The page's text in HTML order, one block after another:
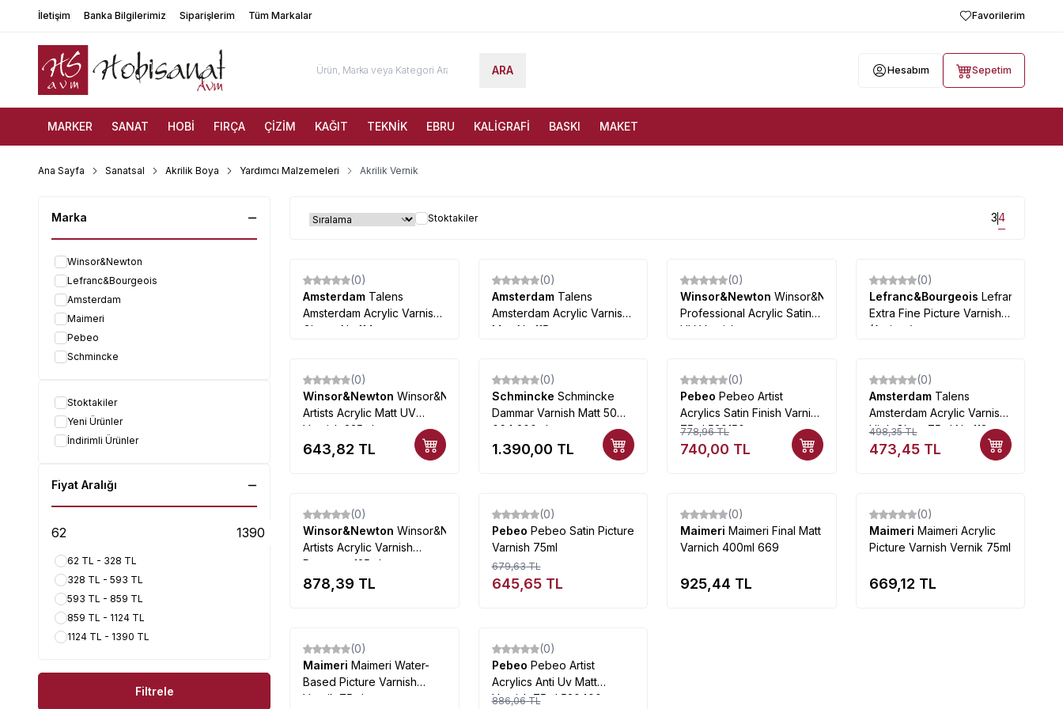
İletişim Banka Bilgilerimiz Siparişlerim Tüm Markalar Favorilerim
ARA Hesabım Sepetim
MARKER SANAT HOBİ FIRÇA ÇİZİM KAĞIT TEKNİK EBRU KALİGRAFİ BASKI MAKET
Ana Sayfa Sanatsal Akrilik Boya Yardımcı Malzemeleri Akrilik Vernik
Marka
Winsor&Newton
Lefranc&Bourgeois
Amsterdam
Maimeri
Pebeo
Schmincke
Stoktakiler
Yeni Ürünler
İndirimli Ürünler
Fiyat Aralığı
62 TL - 328 TL
328 TL - 593 TL
593 TL - 859 TL
859 TL - 1124 TL
1124 TL - 1390 TL
Filtrele
Stoktakiler 34
(0)
Amsterdam Talens
Amsterdam Acrylic Varnish
Glossy No:114
%34
(0)
Amsterdam Talens
Amsterdam Acrylic Varnish
Matt No:115
(0)
Winsor&Newton Winsor&Newton
Professional Acrylic Satin
UV Varnish
(0)
Lefranc&Bourgeois Lefranc
Extra Fine Picture Varnish
(Anti-uv)
(0)
Winsor&Newton Winsor&Newton
Artists Acrylic Matt UV
Varnish 225ml
643,82 TL
(0)
Schmincke Schmincke
Dammar Varnish Matt 50
064 200ml
1.390,00 TL
%5
(0)
Pebeo Pebeo Artist
Acrylics Satin Finish Varnish
75ml 520150
778,96TL
740,00 TL
%5
(0)
Amsterdam Talens
Amsterdam Acrylic Varnish
High Gloss 75ml No:113
498,35TL
473,45TL
(0)
Winsor&Newton Winsor&Newton
Artists Acrylic Varnish
Remover 125ml
878,39 TL
%5
(0)
Pebeo Pebeo Satin Picture
Varnish 75ml
679,63TL
645,65TL
(0)
Maimeri Maimeri Final Matt
Varnich 400ml 669
925,44 TL
(0)
Maimeri Maimeri Acrylic
Picture Varnish Vernik 75ml
669,12 TL
(0)
Maimeri Maimeri Water-
Based Picture Varnish
Vernik 75ml
%5
(0)
Pebeo Pebeo Artist
Acrylics Anti Uv Matt
Varnish 75ml 520400
886,06TL